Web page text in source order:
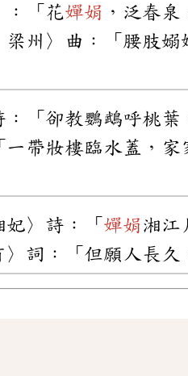
：「花嬋娟 ，泛春泉
州〉曲：「腰肢嫋
「卻教鸚鵡呼桃葉
帶妝樓臨水蓋，家
〉詩：「 嬋娟 湘江
詞：「但願人長久